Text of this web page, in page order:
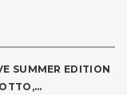
SUMMER EDITION